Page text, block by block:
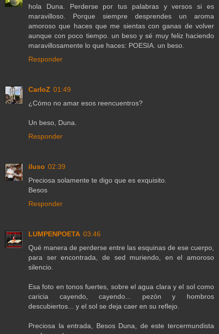
hola Duna. Perderse por tus palabras y versos si es
maravilloso. Porque siempre desprendes un aroma
amoroso que haces que me sientas con ganas de volver
aunque con poco tiempo. un beso y sé muy feliz haciendo
maravillosamente lo que haces: POESIA. un beso.
Responder
CarloZ 01:49
¿Cómo no amar esos reencuentros?
Un beso, Duna.
Responder
iluso 02:39
Preciosa solamente te digo que es exquisito.
Besos
Responder
LUMPENPOETA 03:46
Qué manera de perderse entre las esquinas de ese cuerpo,
para ser encontrada, de sed muriendo, en el amoroso
silencio.
Esa foto en tonos fuertes, sobre el agua clara y el sol como
caricia cayendo, cayendo... pezón y hombros
descubiertos... y el sol se deja caer en su reflejo.
Preciosa la entrada, Besos Duna, de este tercermundista